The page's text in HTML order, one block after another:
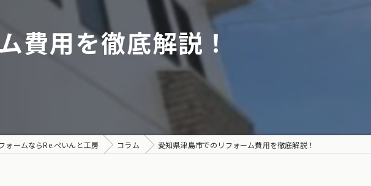
外壁塗装
防水工事
費用を徹底解説！
ォームならRe.ぺいんと工房 コラム 愛知県津島市でのリフォーム費用を徹底解説！